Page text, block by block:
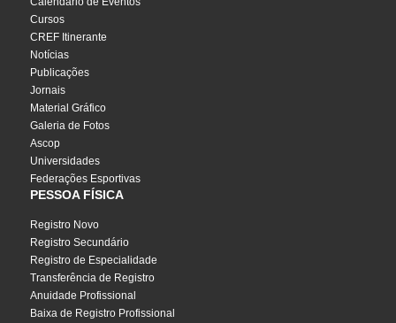
Cursos
CREF Itinerante
Notícias
Publicações
Jornais
Material Gráfico
Galeria de Fotos
Ascop
Universidades
Federações Esportivas
PESSOA FÍSICA
Registro Novo
Registro Secundário
Registro de Especialidade
Transferência de Registro
Anuidade Profissional
Baixa de Registro Profissional